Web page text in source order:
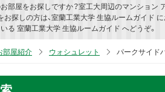
部屋をお探しですか？室工大周辺のマンション
探しの方は、室蘭工業大学 生協ルームガイド に
る 室蘭工業大学 生協ルームガイド へどうぞ。
部屋紹介 ウォシュレット パークサイド